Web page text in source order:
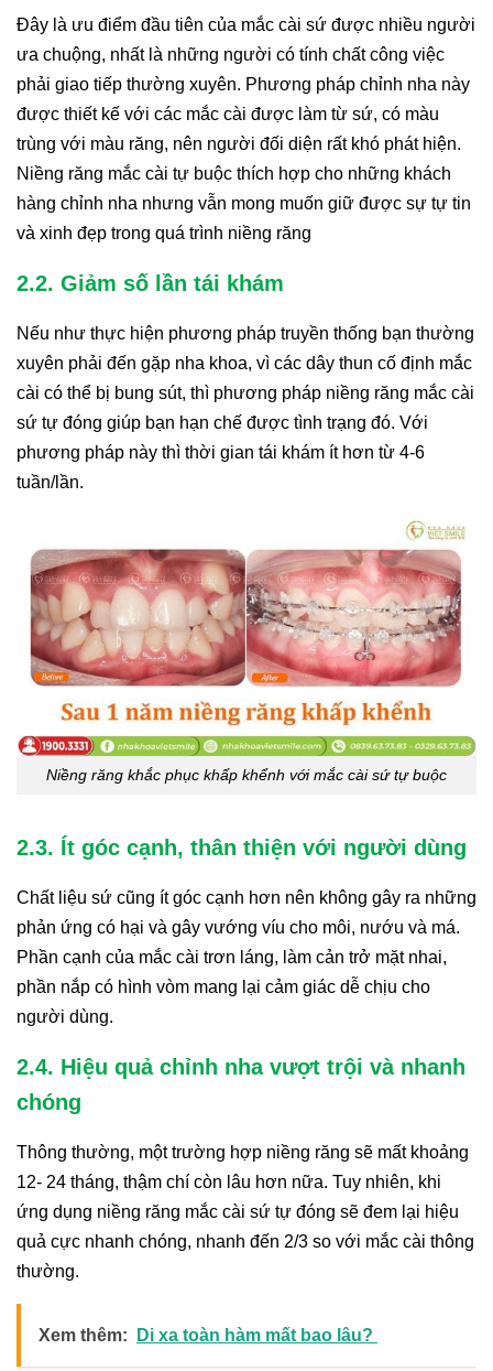
Đây là ưu điểm đầu tiên của mắc cài sứ được nhiều người
ưa chuộng, nhất là những người có tính chất công việc
phải giao tiếp thường xuyên. Phương pháp chỉnh nha này
được thiết kế với các mắc cài được làm từ sứ, có màu
trùng với màu răng, nên người đối diện rất khó phát hiện.
Niềng răng mắc cài tự buộc thích hợp cho những khách
hàng chỉnh nha nhưng vẫn mong muốn giữ được sự tự tin
và xinh đẹp trong quá trình niềng răng
2.2. Giảm số lần tái khám
Nếu như thực hiện phương pháp truyền thống bạn thường
xuyên phải đến gặp nha khoa, vì các dây thun cố định mắc
cài có thể bị bung sút, thì phương pháp niềng răng mắc cài
sứ tự đóng giúp bạn hạn chế được tình trạng đó. Với
phương pháp này thì thời gian tái khám ít hơn từ 4-6
tuần/lần.
Niềng răng khắc phục khấp khểnh với mắc cài sứ tự buộc
2.3. Ít góc cạnh, thân thiện với người dùng
Chất liệu sứ cũng ít góc cạnh hơn nên không gây ra những
phản ứng có hại và gây vướng víu cho môi, nướu và má.
Phần cạnh của mắc cài trơn láng, làm cản trở mặt nhai,
phần nắp có hình vòm mang lại cảm giác dễ chịu cho
người dùng.
2.4. Hiệu quả chỉnh nha vượt trội và nhanh
chóng
Thông thường, một trường hợp niềng răng sẽ mất khoảng
12- 24 tháng, thậm chí còn lâu hơn nữa. Tuy nhiên, khi
ứng dụng niềng răng mắc cài sứ tự đóng sẽ đem lại hiệu
quả cực nhanh chóng, nhanh đến 2/3 so với mắc cài thông
thường.
Xem thêm: Di xa toàn hàm mất bao lâu?